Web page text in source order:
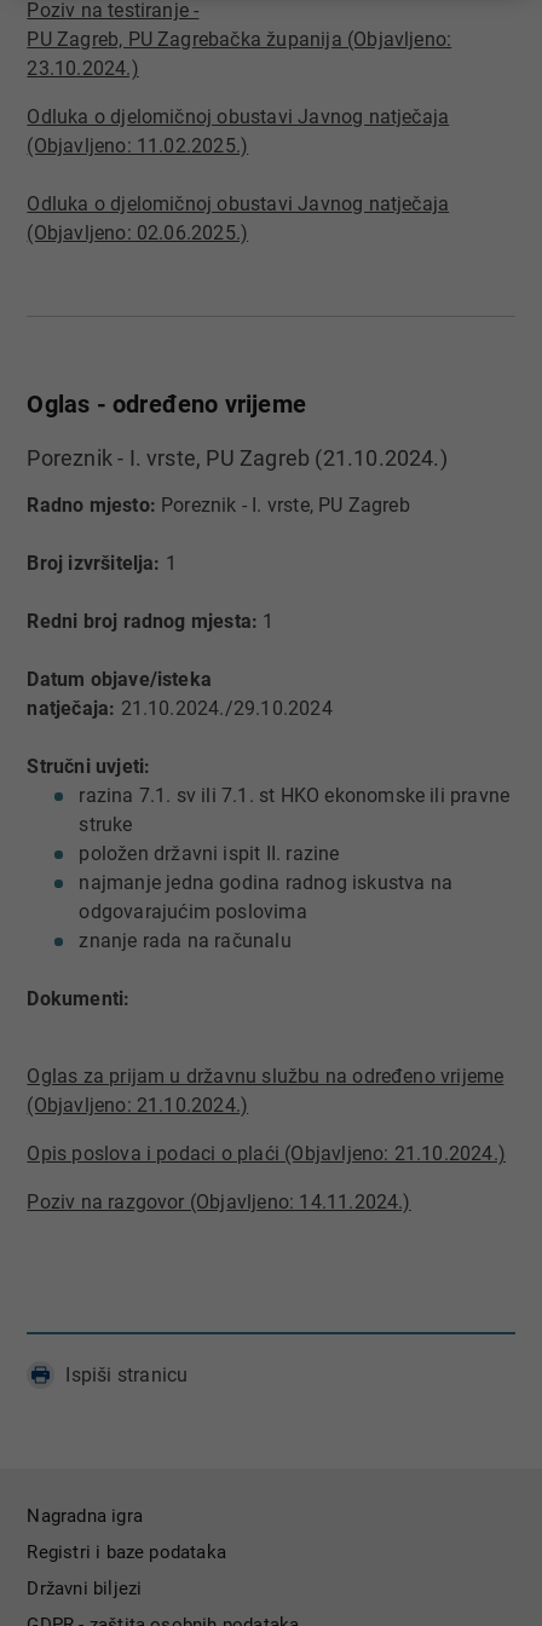
Poziv na testiranje -
PU Zagreb, PU Zagrebačka županija (Objavljeno:
23.10.2024.)​​
Odluka o djelomičnoj obustavi Javnog natječaja
(Objavljeno: 11.02.2025.)​
Odluka o djelomičnoj obustavi Javnog natječaja
(Objavljeno: 02.06.2025.)
Oglas - određeno vrijeme
Poreznik - I. vrste, PU Zagreb (21.10.2024.)
Radno mjesto: Poreznik - I. vrste, PU Zagreb
Broj izvršitelja: 1
Redni broj radnog mjesta: 1
Datum objave/isteka
natječaja: 21.10.2024./29.10.2024
Stručni uvjeti:
razina 7.1. sv ili 7.1. st HKO ekonomske ili pravne
struke
položen državni ispit II. razine
najmanje jedna godina radnog iskustva na
odgovarajućim poslovima
znanje rada na računalu
Dokumenti:
​Oglas za prijam u državnu službu na određeno vrijeme
(Objavljeno: 21.10.2024.)
Opis poslova i podaci o plaći (Objavljeno: 21.10.2024.)​
​Poziv na razgovor (Objavljeno: 14.11.2024.)​
Ispiši stranicu
Nagradna igra
Registri i baze podataka
Državni biljezi